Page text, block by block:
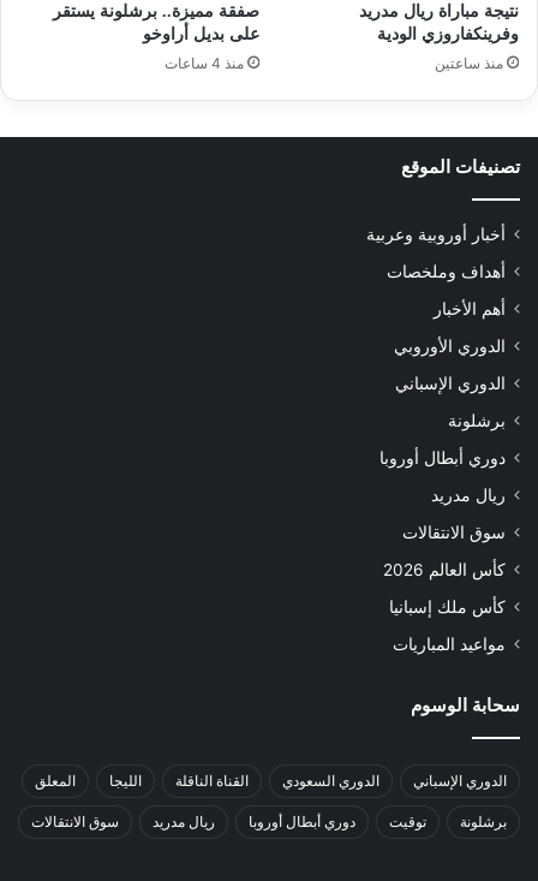
نتيجة مباراة ريال مدريد
وفرينكفاروزي الودية
منذ ساعتين
صفقة مميزة.. برشلونة يستقر
على بديل أراوخو
منذ 4 ساعات
تصنيفات الموقع
أخبار أوروبية وعربية
أهداف وملخصات
أهم الأخبار
الدوري الأوروبي
الدوري الإسباني
برشلونة
دوري أبطال أوروبا
ريال مدريد
سوق الانتقالات
كأس العالم 2026
كأس ملك إسبانيا
مواعيد المباريات
سحابة الوسوم
الدوري الإسباني الدوري السعودي القناة الناقلة الليجا المعلق
برشلونة توقيت دوري أبطال أوروبا ريال مدريد سوق الانتقالات